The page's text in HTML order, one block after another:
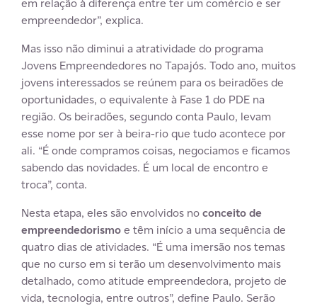
em relação à diferença entre ter um comércio e ser
empreendedor”, explica.
Mas isso não diminui a atratividade do programa
Jovens Empreendedores no Tapajós. Todo ano, muitos
jovens interessados se reúnem para os beiradões de
oportunidades, o equivalente à Fase 1 do PDE na
região. Os beiradões, segundo conta Paulo, levam
esse nome por ser à beira-rio que tudo acontece por
ali. “É onde compramos coisas, negociamos e ficamos
sabendo das novidades. É um local de encontro e
troca”, conta.
Nesta etapa, eles são envolvidos noconceito de
empreendedorismoe têm início a uma sequência de
quatro dias de atividades. “É uma imersão nos temas
que no curso em si terão um desenvolvimento mais
detalhado, como atitude empreendedora, projeto de
vida, tecnologia, entre outros”, define Paulo. Serão